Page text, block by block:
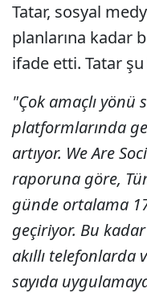
Tatar, sosyal
planlarına kadar
ifade etti. Tatar
"Çok amaçlı yönü
platformlarında
artıyor. We Are
raporuna göre,
günde ortalama
geçiriyor. Bu
akıllı telefonlarda
sayıda